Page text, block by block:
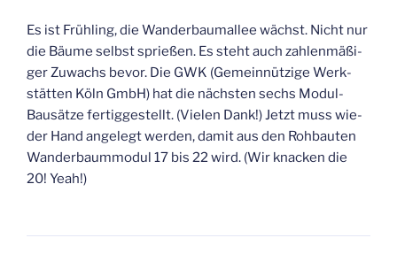
Es ist Früh­ling, die Wan­der­baum­al­lee wächst. Nicht nur
die Bäu­me selbst sprie­ßen. Es steht auch zah­len­mä­ßi­
ger Zuwachs bevor. Die GWK (Gemein­nüt­zi­ge Werk­
stät­ten Köln GmbH) hat die nächs­ten sechs Modul-
Bau­sät­ze fer­tig­ge­stellt. (Vie­len Dank!) Jetzt muss wie­
der Hand ange­legt wer­den, damit aus den Roh­bau­ten
Wan­der­baum­mo­dul 17 bis 22 wird. (Wir kna­cken die
20! Yeah!)